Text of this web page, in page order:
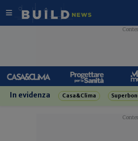
In evidenza Casa&Clima